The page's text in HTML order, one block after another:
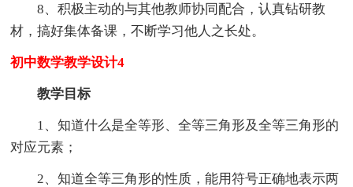
8、积极主动的与其他教师协同配合，认真钻研教
材，搞好集体备课，不断学习他人之长处。
初中数学教学设计4
教学目标
1、知道什么是全等形、全等三角形及全等三角形的
对应元素；
2、知道全等三角形的性质，能用符号正确地表示两